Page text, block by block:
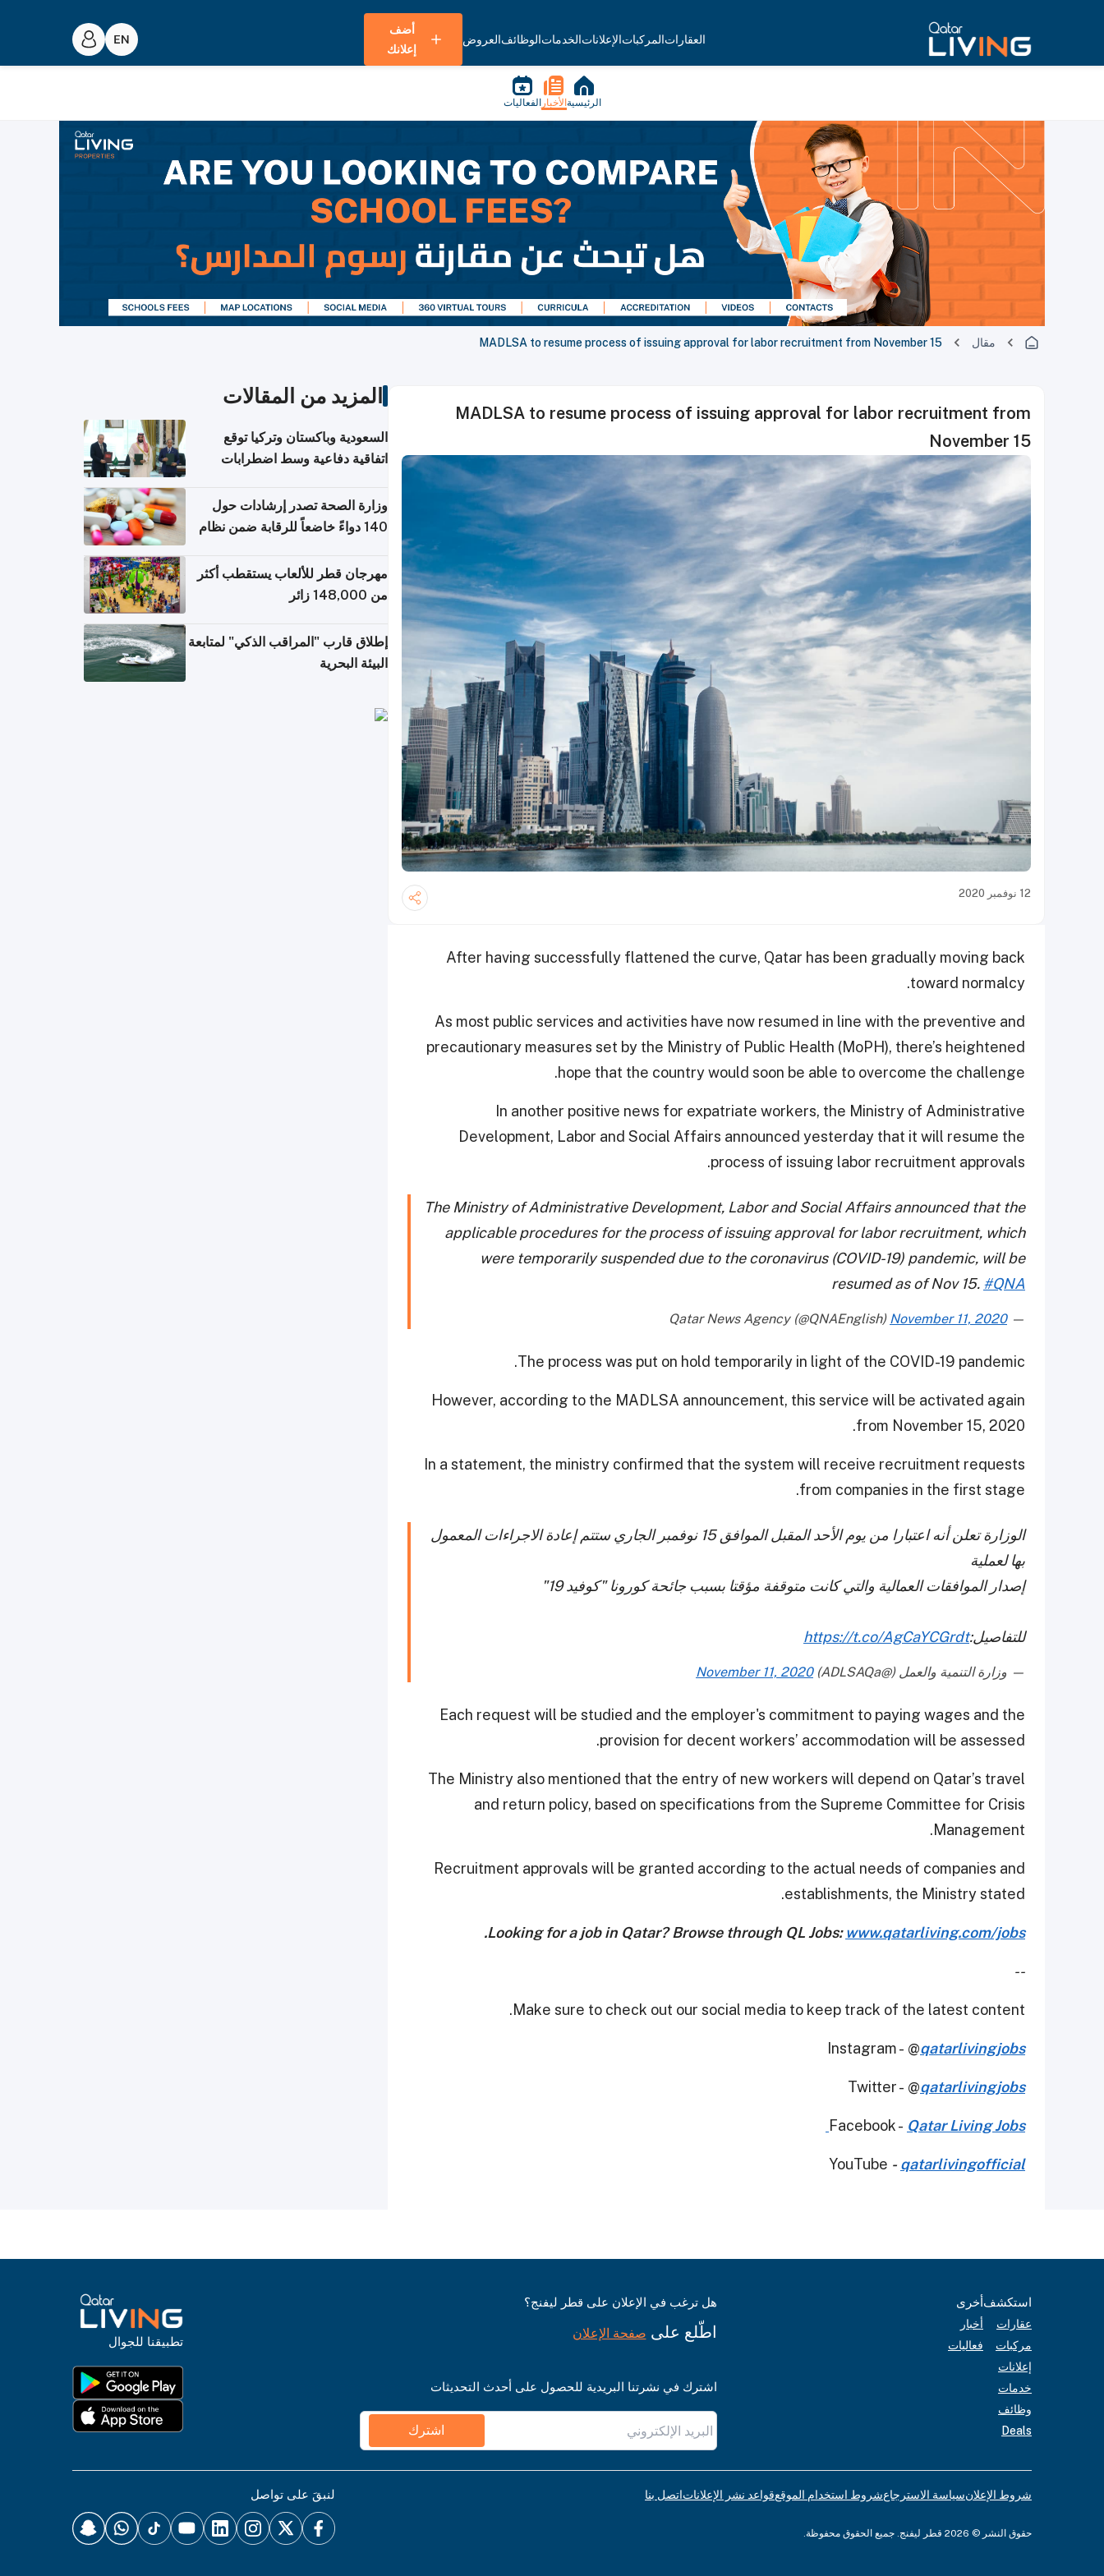
العقاراتالمركباتالإعلاناتالخدماتالوظائفالعروض
أضف
إعلانك
الرئيسية الأخبار الفعاليات
مقال MADLSA to resume process of issuing approval for labor recruitment from November 15
MADLSA to resume process of issuing approval for labor recruitment from
November 15
12 نوفمبر 2020
After having successfully flattened the curve, Qatar has been gradually moving back
toward normalcy.
As most public services and activities have now resumed in line with the preventive and
precautionary measures set by the Ministry of Public Health (MoPH), there’s heightened
hope that the country would soon be able to overcome the challenge.
In another positive news for expatriate workers, the Ministry of Administrative
Development, Labor and Social Affairs announced yesterday that it will resume the
process of issuing labor recruitment approvals.
The Ministry of Administrative Development, Labor and Social Affairs announced that the
applicable procedures for the process of issuing approval for labor recruitment, which
were temporarily suspended due to the coronavirus (COVID-19) pandemic, will be
resumed as of Nov 15. #QNA
— Qatar News Agency (@QNAEnglish)
November 11, 2020
The process was put on hold temporarily in light of the COVID-19 pandemic.
However, according to the MADLSA announcement, this service will be activated again
from November 15, 2020.
In a statement, the ministry confirmed that the system will receive recruitment requests
from companies in the first stage.
الوزارة تعلن أنه اعتبارا من يوم الأحد المقبل الموافق 15 نوفمبر الجاري ستتم إعادة الاجراءات المعمول
بها لعملية
إصدار الموافقات العمالية والتي كانت متوقفة مؤقتا بسبب جائحة كورونا "كوفيد 19"
للتفاصيل:https://t.co/AgCaYCGrdt
— وزارة التنمية والعمل (@ADLSAQa) November 11, 2020
Each request will be studied and the employer's commitment to paying wages and the
provision for decent workers’ accommodation will be assessed.
The Ministry also mentioned that the entry of new workers will depend on Qatar’s travel
and return policy, based on specifications from the Supreme Committee for Crisis
Management.
Recruitment approvals will be granted according to the actual needs of companies and
establishments, the Ministry stated.
Looking for a job in Qatar? Browse through QL Jobs:www.qatarliving.com/jobs
.
--
Make sure to check out our social media to keep track of the latest content.
Instagram - @qatarlivingjobs
Twitter - @qatarlivingjobs
Facebook - Qatar Living Jobs
YouTube - qatarlivingofficial
المزيد من المقالات
السعودية وباكستان وتركيا توقع
اتفاقية دفاعية وسط اضطرابات
وزارة الصحة تصدر إرشادات حول
140 دواءً خاضعاً للرقابة ضمن نظام
مهرجان قطر للألعاب يستقطب أكثر
من 148,000 زائر
إطلاق قارب "المراقب الذكي" لمتابعة
البيئة البحرية
استكشف
عقارات
مركبات
إعلانات
خدمات
وظائف
Deals
أخرى
أخبار
فعاليات
هل ترغب في الإعلان على قطر ليفنج؟
اطّلع على صفحة الإعلان
اشترك في نشرتنا البريدية للحصول على أحدث التحديثات
اشترك
تطبيقنا للجوال
شروط الإعلانسياسة الاسترجاعشروط استخدام الموقعقواعد نشر الإعلاناتاتصل بنا
حقوق النشر © 2026 قطر ليفنج. جميع الحقوق محفوظة.
لنبقَ على تواصل